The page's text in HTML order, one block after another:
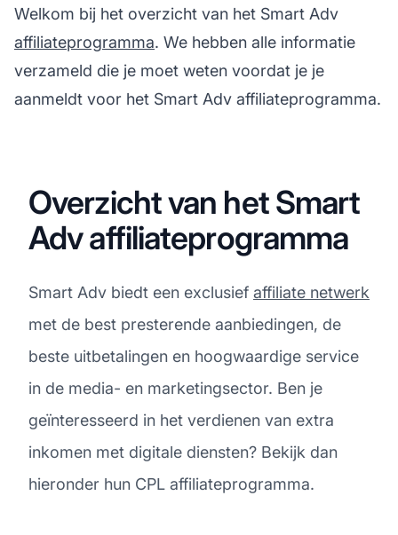
Welkom bij het overzicht van het Smart Adv
affiliateprogramma. We hebben alle informatie
verzameld die je moet weten voordat je je
aanmeldt voor het Smart Adv affiliateprogramma.
Overzicht van het Smart
Adv affiliateprogramma
Smart Adv biedt een exclusief affiliate netwerk
met de best presterende aanbiedingen, de
beste uitbetalingen en hoogwaardige service
in de media- en marketingsector. Ben je
geïnteresseerd in het verdienen van extra
inkomen met digitale diensten? Bekijk dan
hieronder hun CPL affiliateprogramma.